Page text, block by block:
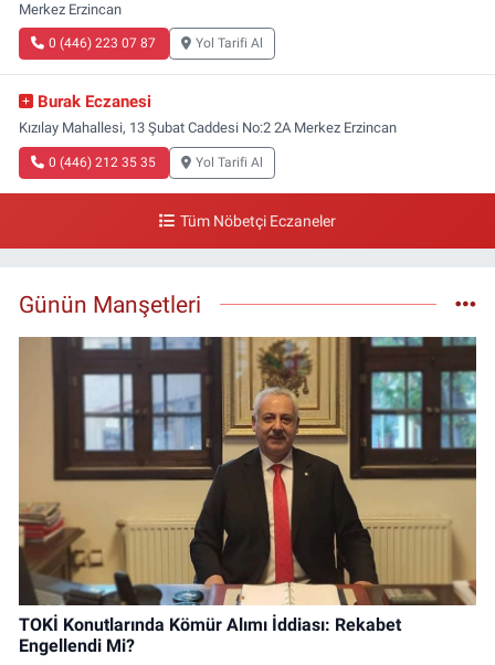
Merkez Erzincan
0 (446) 223 07 87 Yol Tarifi Al
Burak Eczanesi
Kızılay Mahallesi, 13 Şubat Caddesi No:2 2A Merkez Erzincan
0 (446) 212 35 35 Yol Tarifi Al
Tüm Nöbetçi Eczaneler
Günün Manşetleri
TOKİ Konutlarında Kömür Alımı İddiası: Rekabet
Engellendi Mi?